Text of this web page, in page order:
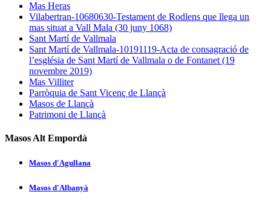
Mas Heras
Vilabertran-10680630-Testament de Rodlens que llega un
mas situat a Vall Mala (30 juny 1068)
Sant Martí de Vallmala
Sant Martí de Vallmala-10191119-Acta de consagració de
l’església de Sant Martí de Vallmala o de Fontanet (19
novembre 2019)
Mas Villiter
Parròquia de Sant Vicenç de Llançà
Masos de Llançà
Patrimoni de Llançà
Masos Alt Empordà
Masos d'Agullana
Masos d'Albanyà